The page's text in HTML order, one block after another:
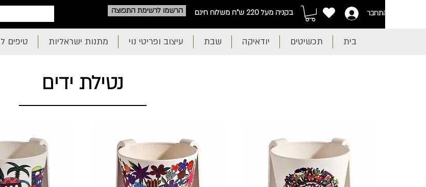
הרשמו לרשימת התפוצה בקניה מעל 220 ש"ח משלוח חינם התחבר
בית תכשיטים יודאיקה שבת עיצוב ופריטי נוי מתנות ישראליות טיפים
נטילת ידים